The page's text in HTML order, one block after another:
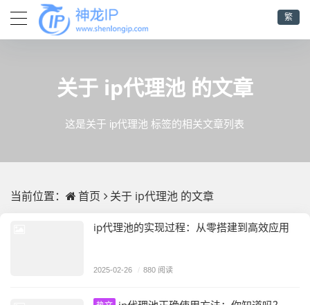
繁
关于 ip代理池 的文章
这是关于 ip代理池 标签的相关文章列表
当前位置： 首页 关于 ip代理池 的文章
ip代理池的实现过程：从零搭建到高效应用
2025-02-26 / 880 阅读